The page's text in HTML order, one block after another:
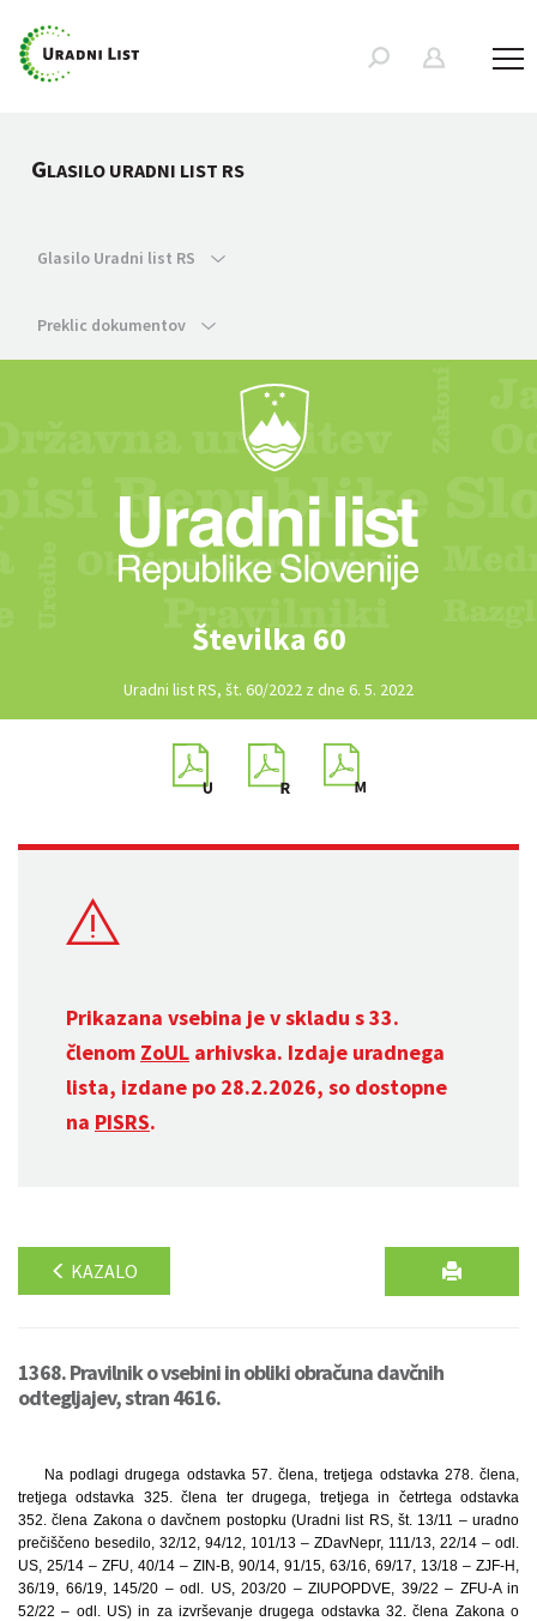
GLASILO URADNI LIST RS
Glasilo Uradni list RS
Preklic dokumentov
Številka 60
Uradni list RS, št. 60/2022 z dne 6. 5. 2022
Prikazana vsebina je v skladu s 33.
členom ZoUL arhivska. Izdaje uradnega
lista, izdane po 28.2.2026, so dostopne
na PISRS.
KAZALO
1368. Pravilnik o vsebini in obliki obračuna davčnih
odtegljajev, stran 4616.
Na podlagi drugega odstavka 57. člena, tretjega odstavka 278. člena,
tretjega odstavka 325. člena ter drugega, tretjega in četrtega odstavka
352. člena Zakona o davčnem postopku (Uradni list RS, št. 13/11 – uradno
prečiščeno besedilo, 32/12, 94/12, 101/13 – ZDavNepr, 111/13, 22/14 – odl.
US, 25/14 – ZFU, 40/14 – ZIN-B, 90/14, 91/15, 63/16, 69/17, 13/18 – ZJF-H,
36/19, 66/19, 145/20 – odl. US, 203/20 – ZIUPOPDVE, 39/22 – ZFU-A in
52/22 – odl. US) in za izvrševanje drugega odstavka 32. člena Zakona o